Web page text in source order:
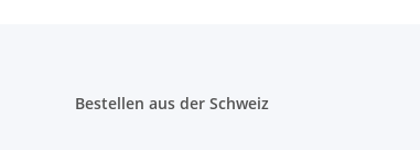
Bestellen aus der Schweiz